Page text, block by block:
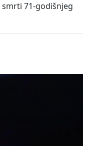
71-godišnjeg